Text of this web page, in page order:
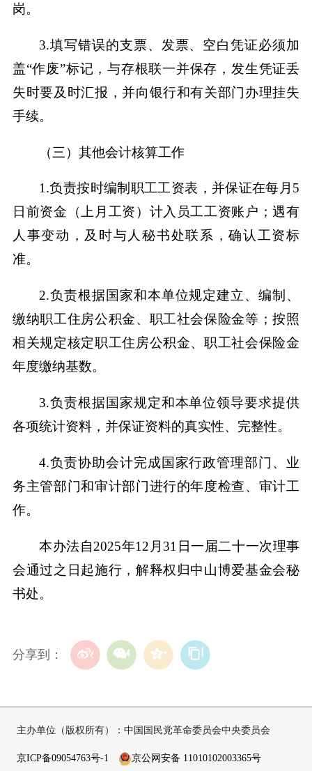
岗。
3.填写错误的支票、发票、空白凭证必须加
盖“作废”标记，与存根联一并保存，发生凭证丢
失时要及时汇报，并向银行和有关部门办理挂失
手续。
（三）其他会计核算工作
1.负责按时编制职工工资表，并保证在每月5
日前资金（上月工资）计入员工工资账户；遇有
人事变动，及时与人秘书处联系，确认工资标
准。
2.负责根据国家和本单位规定建立、编制、
缴纳职工住房公积金、职工社会保险金等；按照
相关规定核定职工住房公积金、职工社会保险金
年度缴纳基数。
3.负责根据国家规定和本单位领导要求提供
各项统计资料，并保证资料的真实性、完整性。
4.负责协助会计完成国家行政管理部门、业
务主管部门和审计部门进行的年度检查、审计工
作。
本办法自2025年12月31日一届二十一次理事
会通过之日起施行，解释权归中山博爱基金会秘
书处。
分享到：
主办单位（版权所有）：中国国民党革命委员会中央委员会
京ICP备09054763号-1 京公网安备 11010102003365号